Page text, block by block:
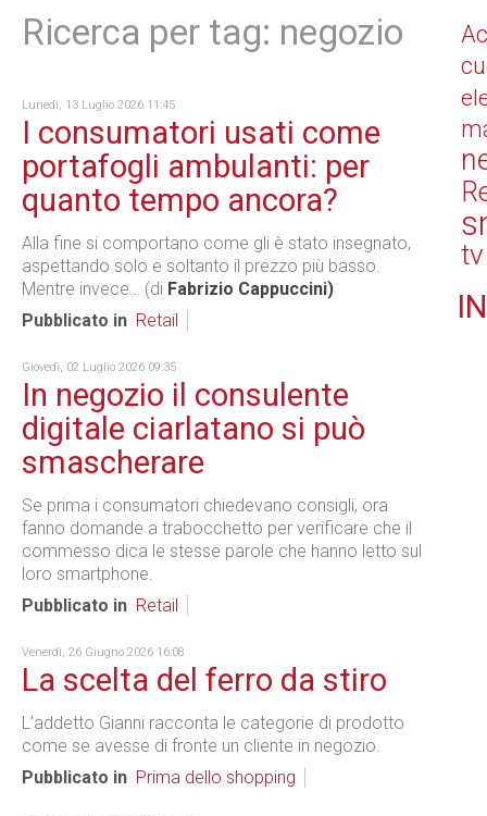
Ricerca per tag: negozio
Lunedì, 13 Luglio 2026 11:45
I consumatori usati come
portafogli ambulanti: per
quanto tempo ancora?
Alla fine si comportano come gli è stato insegnato,
aspettando solo e soltanto il prezzo più basso.
Mentre invece… (di Fabrizio Cappuccini)
Pubblicato in Retail
Giovedì, 02 Luglio 2026 09:35
In negozio il consulente
digitale ciarlatano si può
smascherare
Se prima i consumatori chiedevano consigli, ora
fanno domande a trabocchetto per verificare che il
commesso dica le stesse parole che hanno letto sul
loro smartphone.
Pubblicato in Retail
Venerdì, 26 Giugno 2026 16:08
La scelta del ferro da stiro
L’addetto Gianni racconta le categorie di prodotto
come se avesse di fronte un cliente in negozio.
Pubblicato in Prima dello shopping
tv
IN